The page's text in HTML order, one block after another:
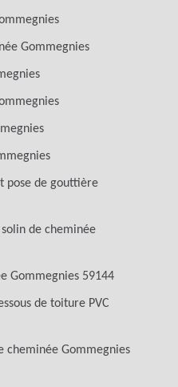
Gommegnies
pose de gouttière
de cheminée
Gommegnies 59144
de toiture PVC
cheminée Gommegnies